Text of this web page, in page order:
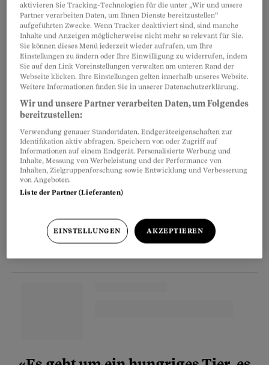
Glückliche Jahre mit Madame und Mäusi zogen
ins Land. Doch ein Nachbar, der mit Adleraugen
das Treiben beobachtete, zeigte die Frau eines
Tages an – wegen Verstosses gegen das
kantonale Jagdgesetz. Es verbietet seit 2023 das
Füttern von Wildtieren, nur in Ausnahmefällen
ist das in «kleinen Mengen» erlaubt, etwa mit
Körnern.
Partnerinhalte
aktivieren Sie Tracking-Technologien für die unter „Wir und unsere
Partner verarbeiten Daten, um Ihnen Dienste bereitzustellen“
aufgeführten Zwecke. Wenn Tracker deaktiviert sind, sind manche
Inhalte und Anzeigen möglicherweise nicht mehr so relevant für Sie.
Sie können dieses Menü jederzeit wieder aufrufen, um Ihre
Einstellungen zu ändern oder Ihre Einwilligung zu widerrufen, indem
Sie auf den Link Voreinstellungen verwalten am unteren Rand der
Webseite klicken. Ihre Einstellungen gelten innerhalb unseres Website.
Weitere Informationen finden Sie in unserer Datenschutzerklärung.
Wir und unsere Partner verarbeiten Daten, um Folgendes
bereitzustellen:
Verwendung genauer Standortdaten. Endgeräteeigenschaften zur
Identifikation aktiv abfragen. Speichern von oder Zugriff auf
Informationen auf einem Endgerät. Personalisierte Werbung und
Inhalte, Messung von Werbeleistung und der Performance von
Inhalten, Zielgruppenforschung sowie Entwicklung und Verbesserung
von Angeboten.
Liste der Partner (Lieferanten)
EINSTELLUNGEN AKZEPTIEREN